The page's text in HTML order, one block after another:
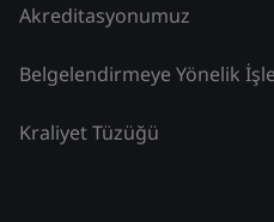
Akreditasyonumuz
Belgelendirmeye Yönelik
Kraliyet Tüzüğü